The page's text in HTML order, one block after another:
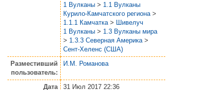
1 Вулканы > 1.1 Вулканы
Курило-Камчатского региона >
1.1.1 Камчатка > Шивелуч
1 Вулканы > 1.3 Вулканы мира
> 1.3.3 Северная Америка >
Сент-Хеленс (США)
Разместивший
пользователь:
И.М. Романова
Дата
31 Июл 2017 22:36